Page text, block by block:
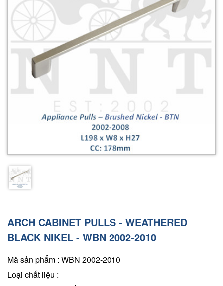
ARCH CABINET PULLS - WEATHERED
BLACK NIKEL - WBN 2002-2010
Mã sản phẩm : WBN 2002-2010
Loại chất liệu :